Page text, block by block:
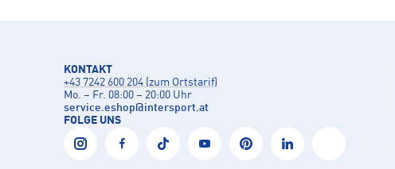
KONTAKT
+43 7242 600 204 (zum Ortstarif)
Mo. – Fr. 08:00 – 20:00 Uhr
service.eshop@intersport.at
FOLGE UNS